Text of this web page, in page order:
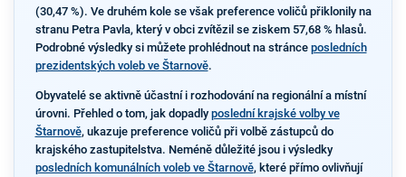
(30,47 %). Ve druhém kole se však preference voličů přiklonily na
stranu Petra Pavla, který v obci zvítězil se ziskem 57,68 % hlasů.
Podrobné výsledky si můžete prohlédnout na stránce posledních
prezidentských voleb ve Štarnově.
Obyvatelé se aktivně účastní i rozhodování na regionální a místní
úrovni. Přehled o tom, jak dopadly poslední krajské volby ve
Štarnově, ukazuje preference voličů při volbě zástupců do
krajského zastupitelstva. Neméně důležité jsou i výsledky
posledních komunálních voleb ve Štarnově, které přímo ovlivňují